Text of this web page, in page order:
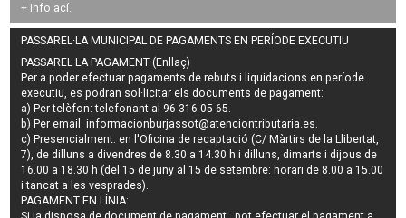
+ Info ací
PASSAREL·LA MUNICIPAL DE PAGAMENTS EN PERÍODE EXECUTIU
PASSAREL·LA PAGAMENT (Enllaç)
Per a poder efectuar pagaments derebuts i liquidacions en període
executiu, es podran sol·licitar els documents de pagament:
a) Per telèfon: telefonant al 96 316 05 65.
b) Per email:informacionburjassot@atenciontributaria.es.
c) Presencialment: en l'Oficina de recaptació (C/ Màrtirs de la Llibertat,
7), de dilluns a divendres de 8.30 a 14.30 h i dilluns, dimarts i dijous de
16.00 a 18.30 h (del 15 de juny al 15 de setembre: horari de 8.00 a 15.00
i tancat a les vesprades).
PAGAMENT EN LÍNIA: